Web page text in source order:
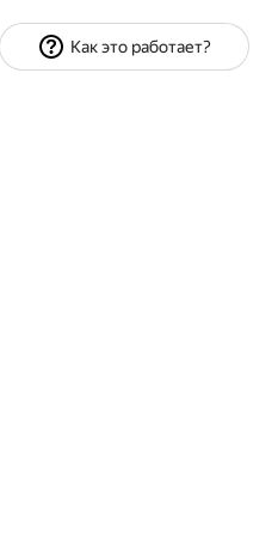
Как это работает?